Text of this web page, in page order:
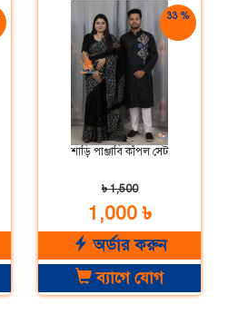
33 %
শাড়ি পাঞ্জাবি কাঁপল সেট
৳ 1,500
1,000 ৳
অর্ডার করুন
ব্যাগে যোগ